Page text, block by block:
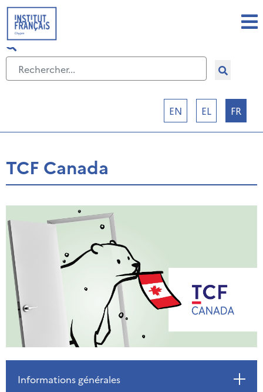
EN EL FR
TCF Canada
Informations générales